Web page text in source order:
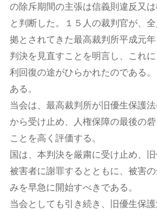
の除斥期間の主張は信義則違反又
と判断した。１５人の裁判官が、
拠とされてきた最高裁判所平成元
判決を見直すことを明言し、これ
利回復の途がひらかれたのである
ある。
当会は、最高裁判所が旧優生保護
から受け止め、人権保障の最後の
ことを高く評価する。
国は、本判決を厳粛に受け止め、
被害者に謝罪するとともに、被害
みを早急に開始すべきである。
当会としても引き続き、旧優生保